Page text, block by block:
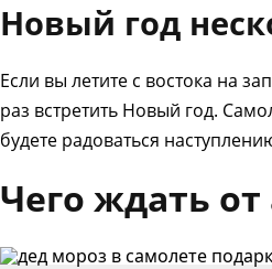
Новый год
Если вы летите с востока на
раз встретить Новый год.
будете радоваться
Чего ждать